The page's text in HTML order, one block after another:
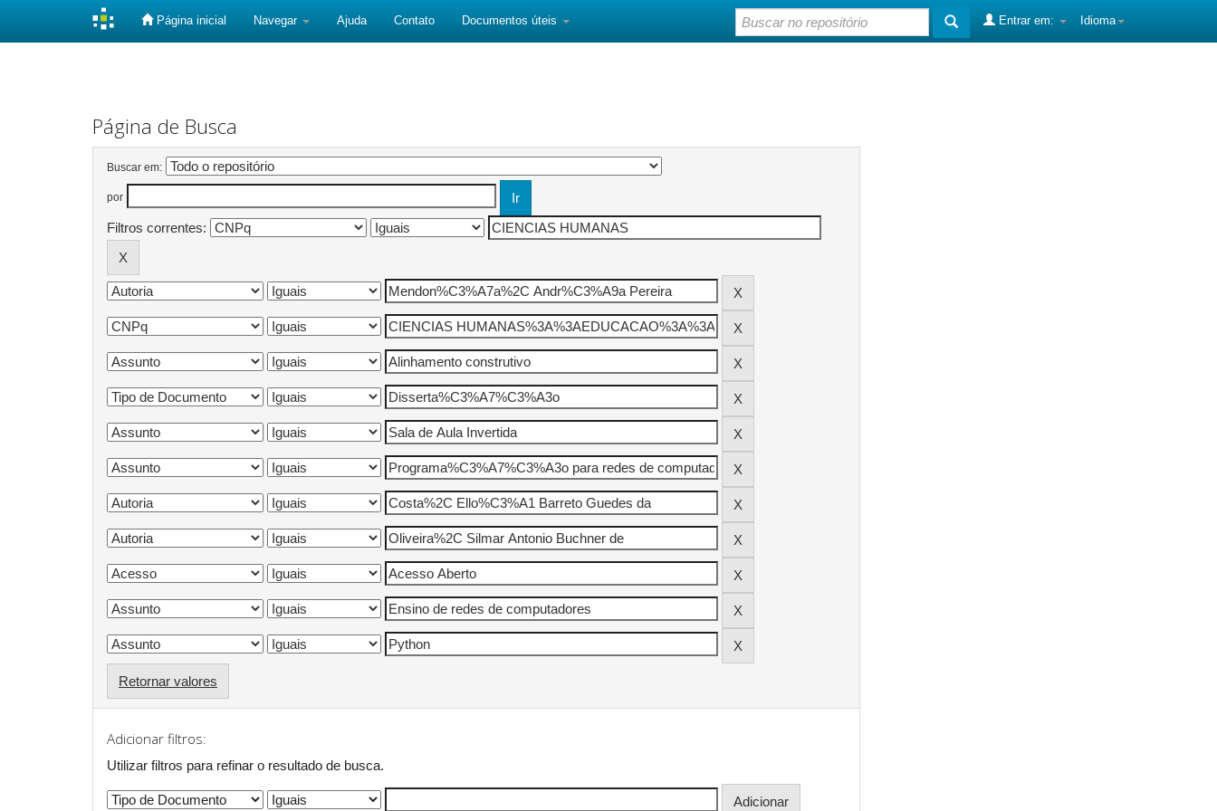
Página inicial Navegar Ajuda Contato Documentos úteis Idioma
Entrar em:
Página de Busca
Buscar em:
por
Filtros correntes:
Retornar valores
Adicionar filtros:
Utilizar filtros para refinar o resultado de busca.